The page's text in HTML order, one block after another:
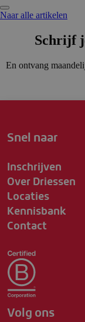
Naar alle artikelen
Schrijf
En ontvang
Snel naar
Inschrijven
Over Driessen
Locaties
Kennisbank
Contact
Volg ons